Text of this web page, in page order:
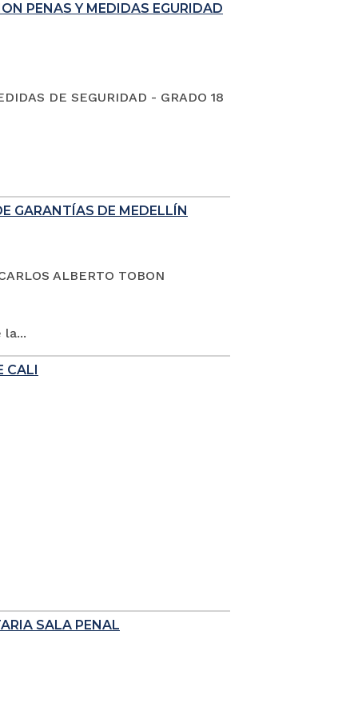
PENAS Y MEDIDAS EGURIDAD
DE SEGURIDAD - GRADO 18
GARANTÍAS DE MEDELLÍN
ALBERTO TOBON
la...
CALI
SALA PENAL